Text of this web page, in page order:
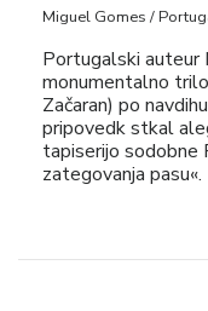
Miguel Gomes /
Portugalski auteur
monumentalno
Začaran) po
pripovedk stkal
tapiserijo sodobne
zategovanja pasu«.